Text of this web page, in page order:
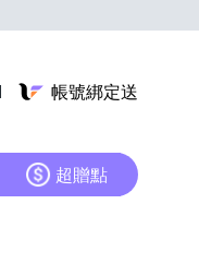
帳號綁定送
超贈點